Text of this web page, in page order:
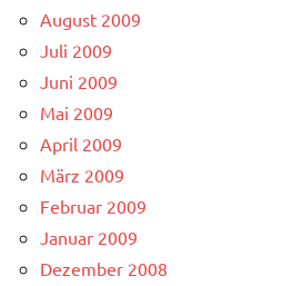
August 2009
Juli 2009
Juni 2009
Mai 2009
April 2009
März 2009
Februar 2009
Januar 2009
Dezember 2008